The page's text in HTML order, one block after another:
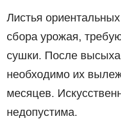
Листья
сбора урожая,
сушки. После
необходимо их
месяцев.
недопустима.